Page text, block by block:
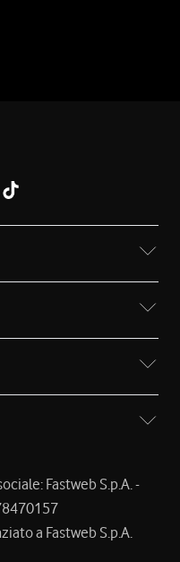
Fastweb S.p.A. -
a Fastweb S.p.A.